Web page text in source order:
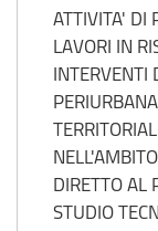
attiva)
ATTIVITA' DI
LAVORI IN
INTERVENTI
DIRETTO AL
STUDIO